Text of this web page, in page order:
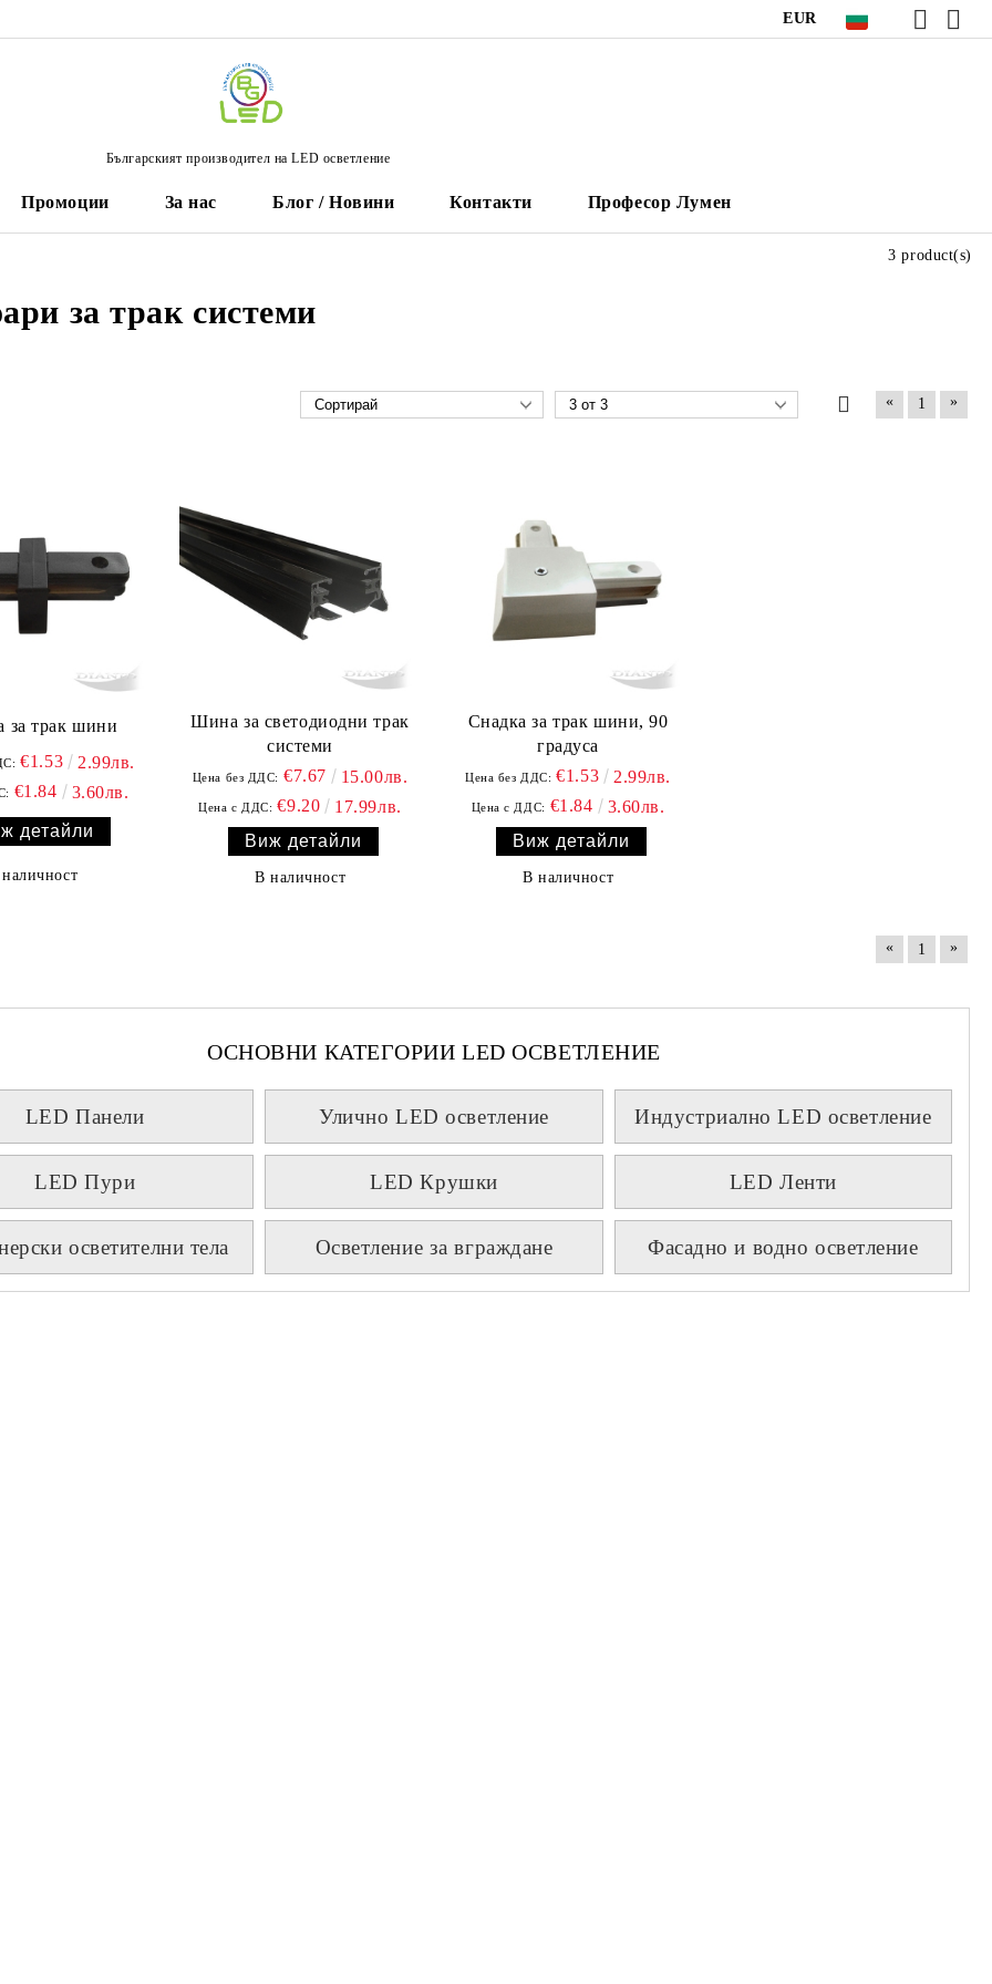
EUR
Българският производител на LED осветление
Промоции За нас Блог / Новини Контакти Професор Лумен
за трак системи
3 product(s)
« 1 »
за трак шини
€1.53 2.99лв.
€1.84 3.60лв.
детайли
Шина за светодиодни трак
системи
Цена без ДДС: €7.67 15.00лв.
Цена с ДДС: €9.20
17.99лв.
Виж детайли
В наличност
Снадка за трак шини, 90
градуса
Цена без ДДС: €1.53 2.99лв.
Цена с ДДС: €1.84
3.60лв.
Виж детайли
В наличност
« 1 »
ОСНОВНИ КАТЕГОРИИ LED ОСВЕТЛЕНИЕ
LED Панели Улично LED осветление Индустриално LED осветление
LED Пури LED Крушки LED Ленти
осветителни тела Осветление за вграждане Фасадно и водно осветление